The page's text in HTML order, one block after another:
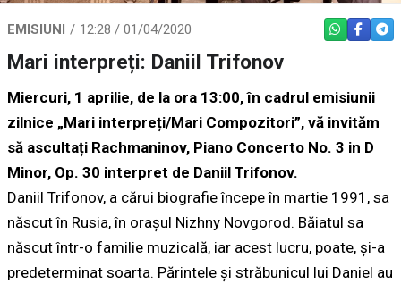
EMISIUNI 12:28 / 01/04/2020 WHATSAPP
Mari interpreți: Daniil Trifonov
Miercuri, 1 aprilie, de la ora 13:00, în cadrul emisiunii
zilnice „Mari interpreți/Mari Compozitori”, vă invităm
să ascultați Rachmaninov, Piano Concerto No. 3 in D
Minor, Op. 30 interpret de Daniil Trifonov.
Daniil Trifonov, a cărui biografie începe în martie 1991, sa
născut în Rusia, în orașul Nizhny Novgorod. Băiatul sa
născut într-o familie muzicală, iar acest lucru, poate, și-a
predeterminat soarta. Părintele și străbunicul lui Daniel au